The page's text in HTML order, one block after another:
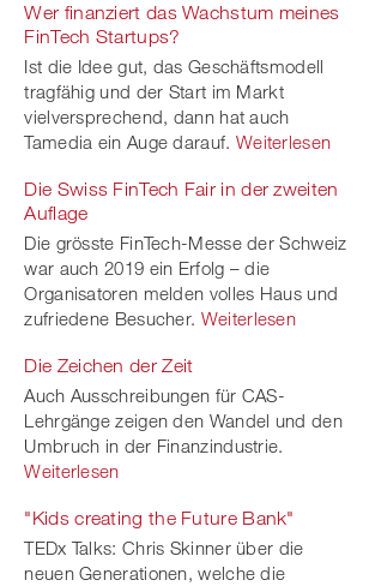
Wer finanziert das Wachstum meines
FinTech Startups?
Ist die Idee gut, das Geschäftsmodell
tragfähig und der Start im Markt
vielversprechend, dann hat auch
Tamedia ein Auge darauf. Weiterlesen
Die Swiss FinTech Fair in der zweiten
Auflage
Die grösste FinTech-Messe der Schweiz
war auch 2019 ein Erfolg – die
Organisatoren melden volles Haus und
zufriedene Besucher. Weiterlesen
Die Zeichen der Zeit
Auch Ausschreibungen für CAS-
Lehrgänge zeigen den Wandel und den
Umbruch in der Finanzindustrie.
Weiterlesen
"Kids creating the Future Bank"
TEDx Talks: Chris Skinner über die
neuen Generationen, welche die